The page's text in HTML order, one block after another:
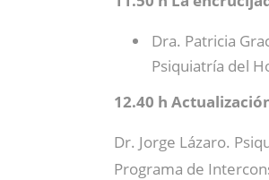
Dra. Patricia
Psiquiatría del
12.40 h
Dr. Jorge Lázaro.
Programa de